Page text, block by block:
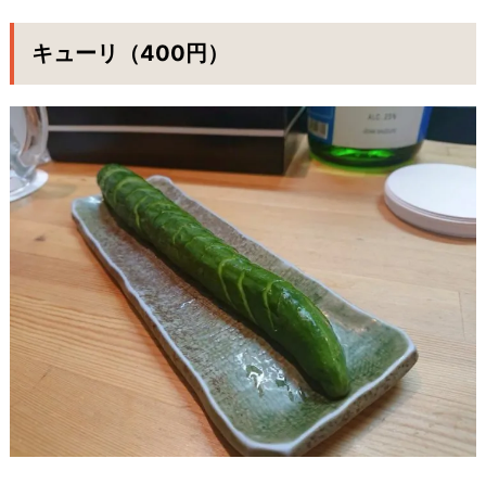
キューリ（400円）